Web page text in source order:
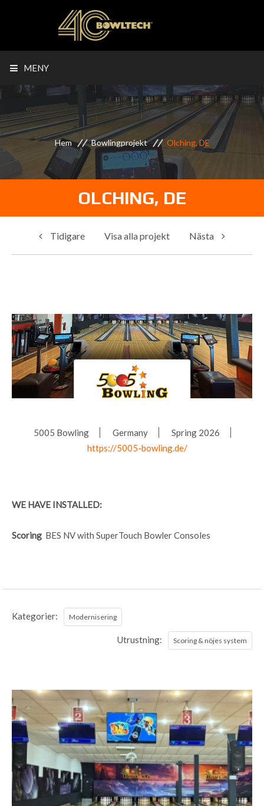
MENY
Hem Bowlingprojekt Olching, DE
OLCHING, DE
Tidigare Visa alla projekt Nästa
5005 Bowling Germany
Spring 2026
https://5005-bowling.de/
WE HAVE INSTALLED:
Scoring BES NV with SuperTouch Bowler Consoles
Kategorier: Modernisering
Utrustning: Scoring & nöjes system